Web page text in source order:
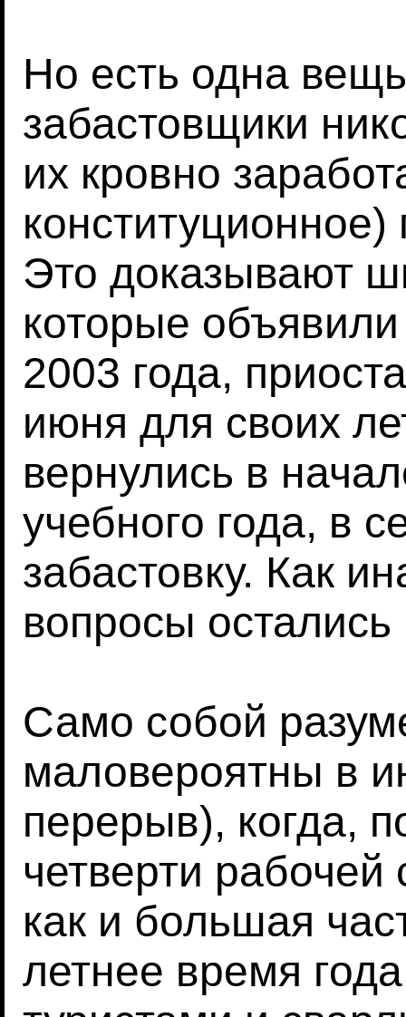
Но есть одна
забастовщики
их кровно
Это доказывают
которые
2003 года,
июня для своих
вернулись в
учебного года, в
забастовку. Как
вопросы
Само собой
маловероятны в
перерыв), когда,
четверти рабочей
как и большая
летнее время